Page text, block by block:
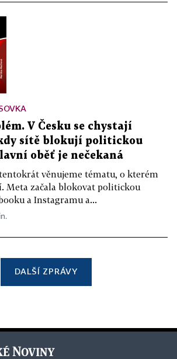
V Česku se chystají
sítě blokují politickou
oběť je nečekaná
tentokrát věnujeme tématu, o kterém
Meta začala blokovat politickou
a Instagramu a...
DALŠÍ ZPRÁVY